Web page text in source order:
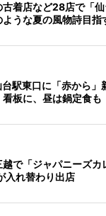
古着店など28店で「
ような夏の風物詩目指
駅東口に「赤から
看板に、昼は鍋定食も
越で「ジャパニーズ
入れ替わり出店